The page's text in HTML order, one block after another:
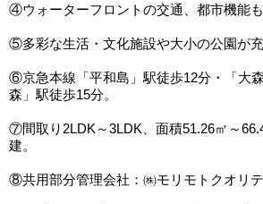
④ウォーターフロントの交通、都市機能
⑤多彩な生活・文化施設や大小の公園が充
⑥京急本線「平和島」駅徒歩12分・「大
森」駅徒歩15分。
⑦間取り2LDK～3LDK、面積51.26㎡～
建。
⑧共用部分管理会社：㈱モリモトクオリ